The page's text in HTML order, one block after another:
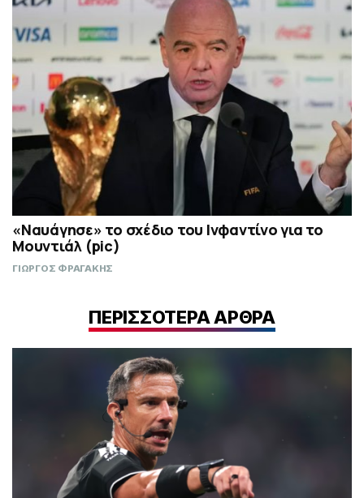
«Ναυάγησε» το σχέδιο του Ινφαντίνο για το
Μουντιάλ (pic)
ΓΙΩΡΓΟΣ ΦΡΑΓΑΚΗΣ
ΠΕΡΙΣΣΟΤΕΡΑ ΑΡΘΡΑ